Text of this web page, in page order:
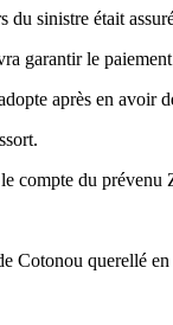
sinistre était
garantir le
après en avoir
compte du
querellé en